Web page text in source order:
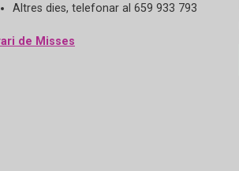
Altres dies, telefonar al 659 933 793
de Misses